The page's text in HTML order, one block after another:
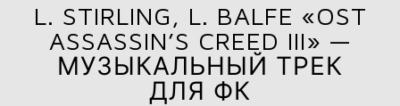
L. STIRLING, L. BALFE «OST
ASSASSIN’S CREED III» —
МУЗЫКАЛЬНЫЙ ТРЕК
ДЛЯ ФК